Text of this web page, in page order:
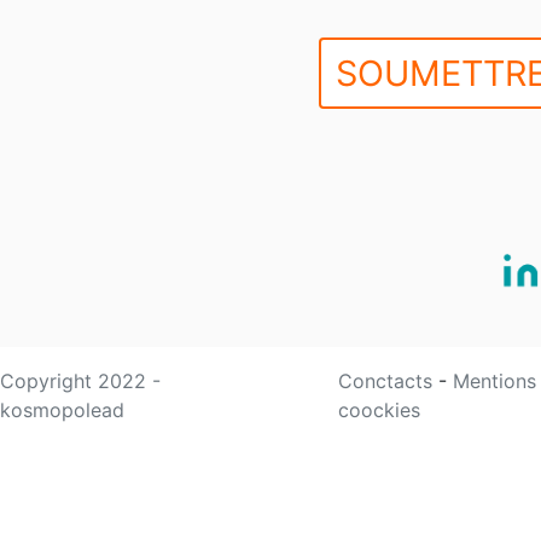
Copyright 2022 -
kosmopolead
Conctacts -
coockies